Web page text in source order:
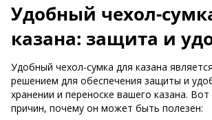
Удобный чехол-
казана: защита и
Удобный чехол-сумка для казана
решением для обеспечения защиты и
хранении и переноске вашего казана. Вот
причин, почему он может быть полезен: